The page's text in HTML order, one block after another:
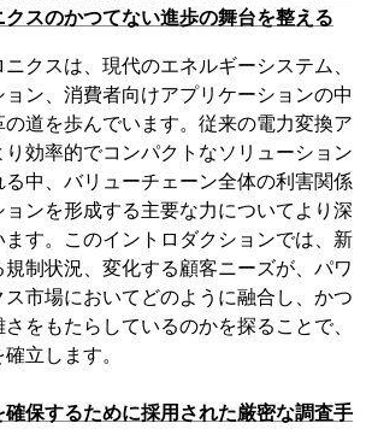
クスのかつてない進歩の舞台を整える
クスは、現代のエネルギーシステム、
ン、消費者向けアプリケーションの中
道を歩んでいます。従来の電力変換ア
効率的でコンパクトなソリューション
る中、バリューチェーン全体の利害関係
ンを形成する主要な力についてより深
ます。このイントロダクションでは、新
制状況、変化する顧客ニーズが、パワ
市場においてどのように融合し、かつ
をもたらしているのかを探ることで、
立します。
保するために採用された厳密な調査手